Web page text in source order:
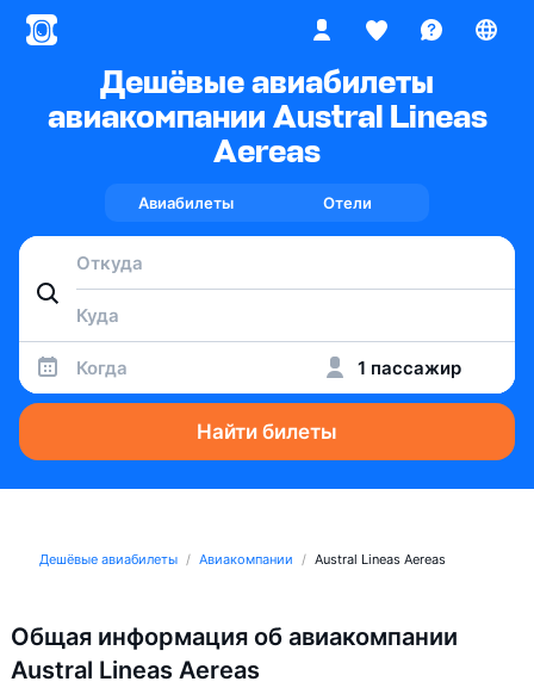
Дешёвые авиабилеты
авиакомпании Austral Lineas
Aereas
Авиабилеты Отели
Когда 1 пассажир
Найти билеты
Дешёвые авиабилеты Авиакомпании Austral Lineas Aereas
Общая информация об авиакомпании
Austral Lineas Aereas